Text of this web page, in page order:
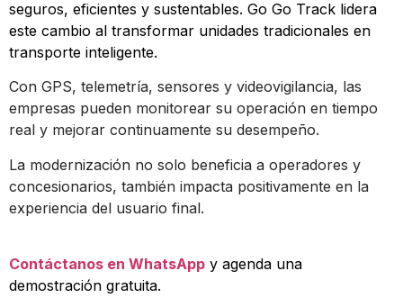
seguros, eficientes y sustentables. Go Go Track lidera
este cambio al transformar unidades tradicionales en
transporte inteligente.
Con GPS, telemetría, sensores y videovigilancia, las
empresas pueden monitorear su operación en tiempo
real y mejorar continuamente su desempeño.
La modernización no solo beneficia a operadores y
concesionarios, también impacta positivamente en la
experiencia del usuario final.
Contáctanos en WhatsApp y agenda una
demostración gratuita.